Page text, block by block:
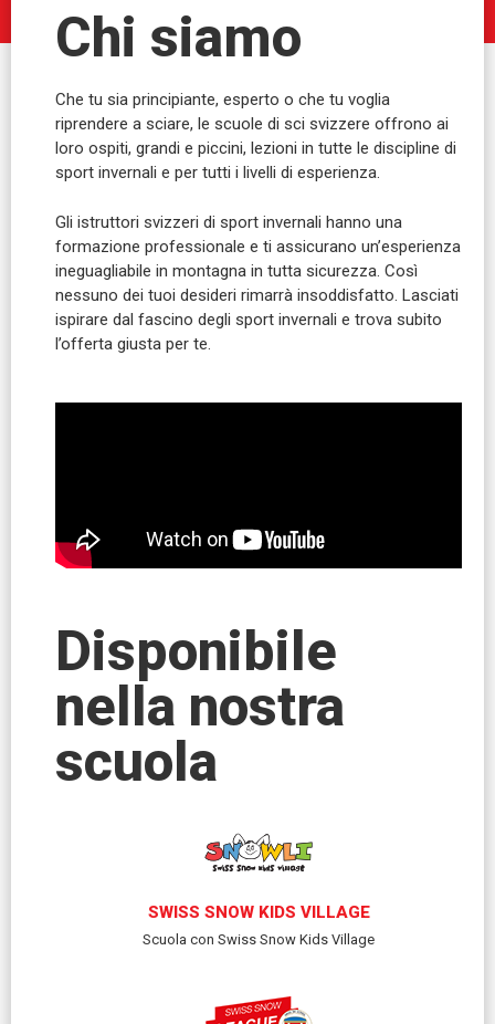
Chi siamo
Che tu sia principiante, esperto o che tu voglia
riprendere a sciare, le scuole di sci svizzere offrono ai
loro ospiti, grandi e piccini, lezioni in tutte le discipline di
sport invernali e per tutti i livelli di esperienza.
Gli istruttori svizzeri di sport invernali hanno una
formazione professionale e ti assicurano un’esperienza
ineguagliabile in montagna in tutta sicurezza. Così
nessuno dei tuoi desideri rimarrà insoddisfatto. Lasciati
ispirare dal fascino degli sport invernali e trova subito
l’offerta giusta per te.
Disponibile
nella nostra
scuola
SWISS SNOW KIDS VILLAGE
Scuola con Swiss Snow Kids Village